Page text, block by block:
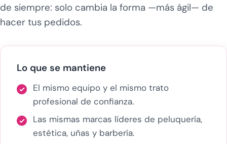
de siempre: solo cambia la forma —más ágil— de
hacer tus pedidos.
Lo que se mantiene
El mismo equipo y el mismo trato
profesional de confianza.
Las mismas marcas líderes de peluquería,
estética, uñas y barbería.